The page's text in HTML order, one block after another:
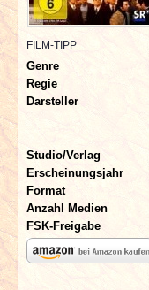
REDAKTION
LINKS
FILM-TIPP
Genre
Regie
Darsteller
Studio/Verlag
Erscheinungsjahr
Format
Anzahl Medien
FSK-Freigabe